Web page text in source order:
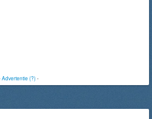
Advertentie (?)-